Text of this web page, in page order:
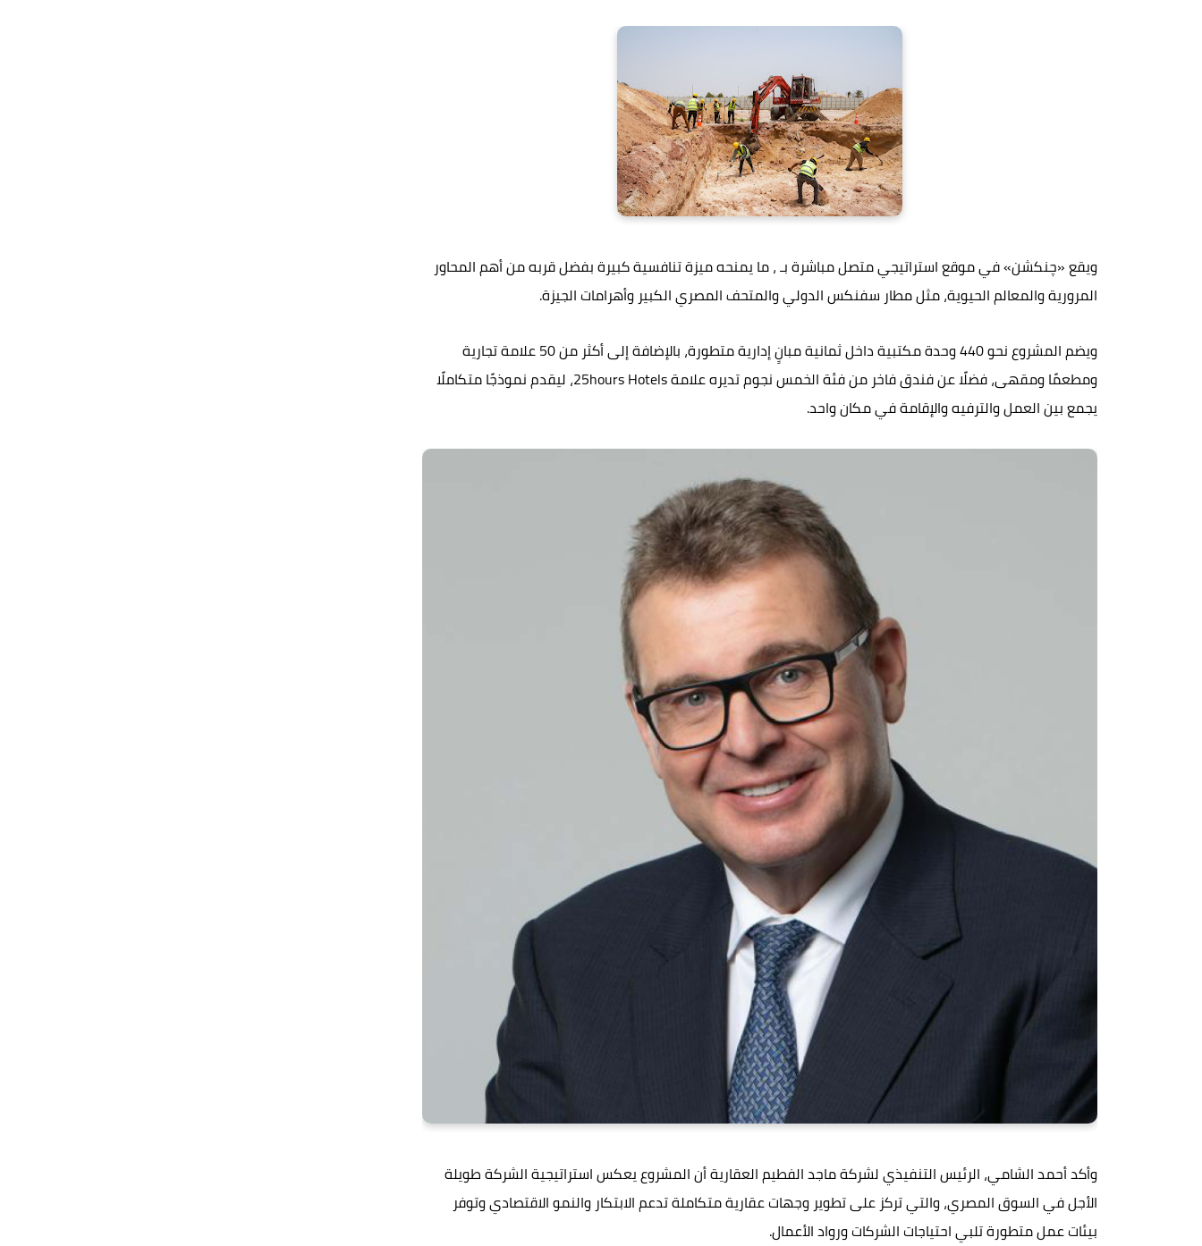
ويقع «چنكشن» في موقع استراتيجي متصل مباشرة بـ ، ما يمنحه ميزة تنافسية كبيرة بفضل قربه من أهم المحاور
المرورية والمعالم الحيوية، مثل مطار سفنكس الدولي والمتحف المصري الكبير وأهرامات الجيزة.
ويضم المشروع نحو 440 وحدة مكتبية داخل ثمانية مبانٍ إدارية متطورة، بالإضافة إلى أكثر من 50 علامة تجارية
ومطعمًا ومقهى، فضلًا عن فندق فاخر من فئة الخمس نجوم تديره علامة 25hours Hotels، ليقدم نموذجًا متكاملًا
يجمع بين العمل والترفيه والإقامة في مكان واحد.
وأكد أحمد الشامي، الرئيس التنفيذي لشركة ماجد الفطيم العقارية أن المشروع يعكس استراتيجية الشركة طويلة
الأجل في السوق المصري، والتي تركز على تطوير وجهات عقارية متكاملة تدعم الابتكار والنمو الاقتصادي وتوفر
بيئات عمل متطورة تلبي احتياجات الشركات ورواد الأعمال.